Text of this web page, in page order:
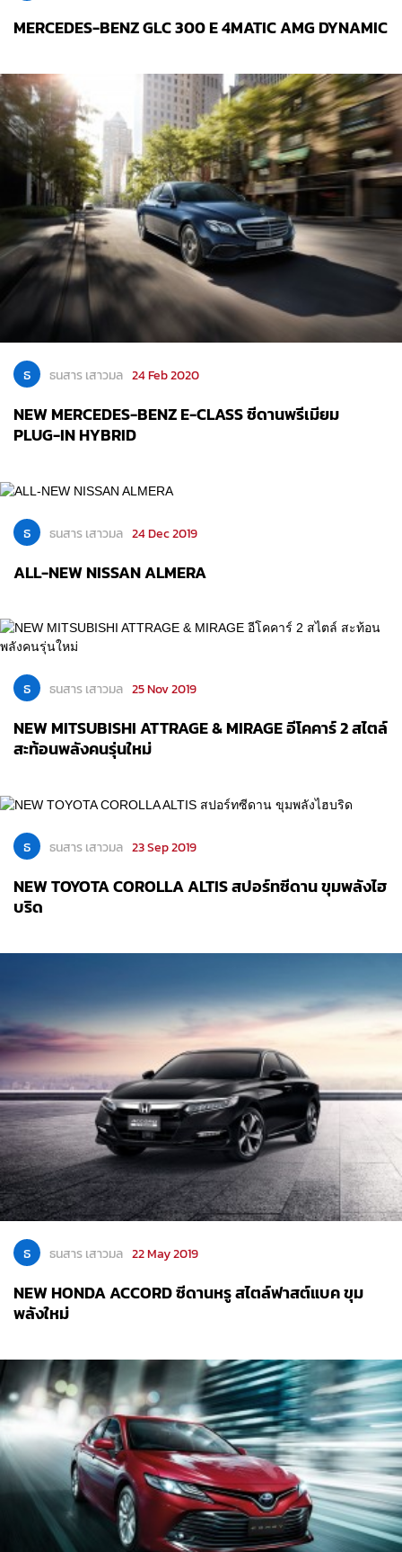
MERCEDES-BENZ GLC 300 E 4MATIC AMG DYNAMIC
ธ ธนสาร เสาวมล 24 Feb 2020
NEW MERCEDES-BENZ E-CLASS ซีดานพรีเมียม
PLUG-IN HYBRID
ธ ธนสาร เสาวมล 24 Dec 2019
ALL-NEW NISSAN ALMERA
ธ ธนสาร เสาวมล 25 Nov 2019
NEW MITSUBISHI ATTRAGE & MIRAGE อีโคคาร์ 2 สไตล์
สะท้อนพลังคนรุ่นใหม่
ธ ธนสาร เสาวมล 23 Sep 2019
NEW TOYOTA COROLLA ALTIS สปอร์ทซีดาน ขุมพลังไฮ
บริด
ธ ธนสาร เสาวมล 22 May 2019
NEW HONDA ACCORD ซีดานหรู สไตล์ฟาสต์แบค ขุม
พลังใหม่